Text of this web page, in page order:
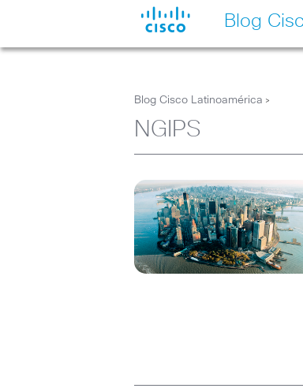
Blog
Blog Cisco Latinoamérica >
NGIPS